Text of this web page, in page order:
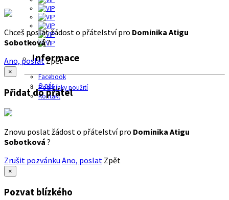
Informace
Facebook
O nás
Podmínky použití
Kontakt
Chceš poslat žádost o přátelství pro Dominika Atigu
Sobotková?
Ano, poslatZpět
×
Přidat do přátel
Znovu poslat žádost o přátelství pro Dominika Atigu
Sobotková ?
Zrušit pozvánku Ano, poslat Zpět
×
Pozvat blízkého